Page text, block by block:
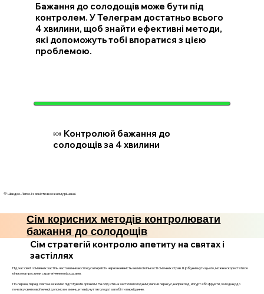
Бажання до солодощів може бути під
контролем. У Телеграм достатньо всього
4 хвилини, щоб знайти ефективні методи,
які допоможуть тобі впоратися з цією
проблемою.
🍬 Контролюй бажання до
солодощів за 4 хвилини
💛 Швидко. Легко. І з ясністю в кожному рішенні.
Сім корисних методів контролювати
бажання до солодощів
Сім стратегій контролю апетиту на святах і
застіллях
Під час свят і сімейних застіль часто виникає спокуса переїсти через наявність великої кількості смачних страв. Щоб уникнути цього, можна скористатися
кількома простими стратегічними підходами.
По-перше, перед святом важливо підготувати організм. Не слід йти на застілля голодним; легкий перекус, наприклад, йогурт або фрукти, за годину до
початку святкової вечері допоможе зменшити відчуття голоду і запобігти переїданню.